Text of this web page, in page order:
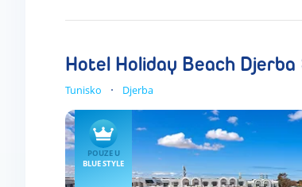
Hotel Holiday Beach
Tunisko Djerba
POUZE U
BLUE STYLE